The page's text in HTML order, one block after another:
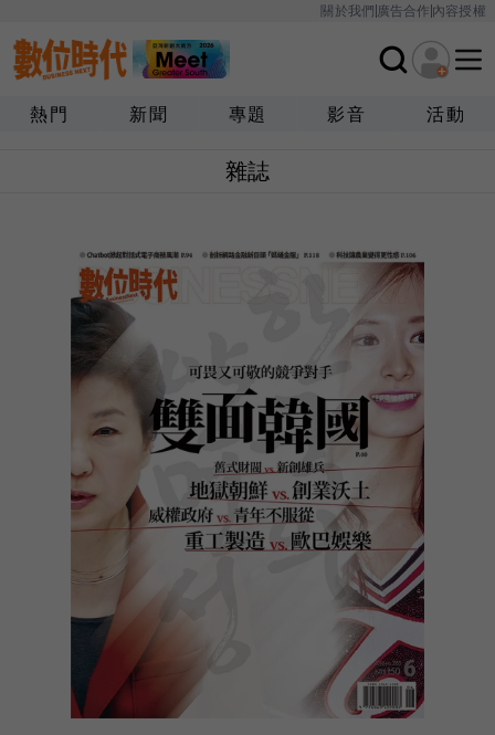
關於我們廣告合作內容授權
熱門 新聞 專題 影音 活動
雜誌